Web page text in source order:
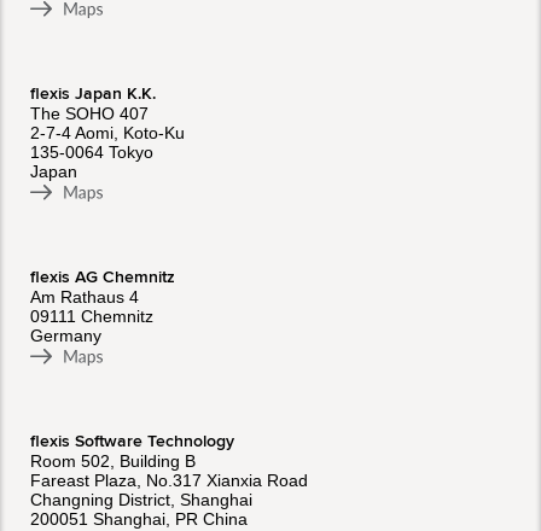
flexis Japan K.K.
The SOHO 407
2-7-4 Aomi, Koto-Ku
135-0064 Tokyo
Japan
flexis AG Chemnitz
Am Rathaus 4
09111 Chemnitz
Germany
flexis Software Technology
Room 502, Building B
Fareast Plaza, No.317 Xianxia Road
Changning District, Shanghai
200051 Shanghai, PR China